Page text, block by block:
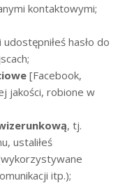
kontaktowymi;
i udostępniłeś hasło do
[Facebook,
jakości, robione w
, tj.
ustaliłeś
itp.);